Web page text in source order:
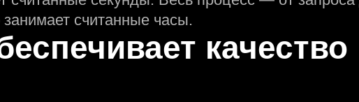
считанные часы.
качество